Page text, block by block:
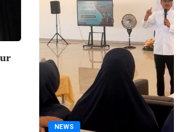
Zankore, Bangun Infrastruktur